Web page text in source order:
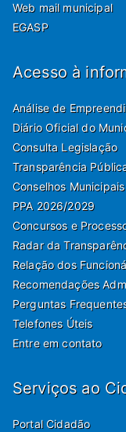
Web mail municipal
EGASP
Acesso à
Análise de
Diário Oficial do
Consulta Legislação
Transparência
Conselhos Municipais
PPA 2026/2029
Concursos e
Radar da
Relação dos
Recomendações
Perguntas
Telefones Úteis
Entre em contato
Serviços ao
Portal Cidadão